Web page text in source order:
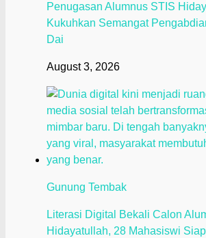
Penugasan Alumnus STIS
Kukuhkan Semangat
Dai
August 3, 2026
Gunung Tembak
Literasi Digital Bekali Calon
Hidayatullah, 28 Mahasiswi